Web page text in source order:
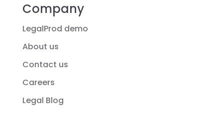
Company
LegalProd demo
About us
Contact us
Careers
Legal Blog